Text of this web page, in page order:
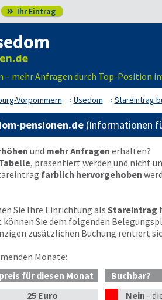
 Ihr Eintrag
– mehr Anfragen durch Top-Position
Vorpommern Usedom Stareintrag
pensionen.de (Informationen
und mehr Anfragen erhalten?
, präsentiert werden und nicht
farblich hervorgehoben
Sie Ihre Einrichtung als Stareintrag
können Sie dem folgenden
zusätzlichen Buchung rentiert
Monate:
für diesen Monat
Buchbar?
25 Euro Nein -